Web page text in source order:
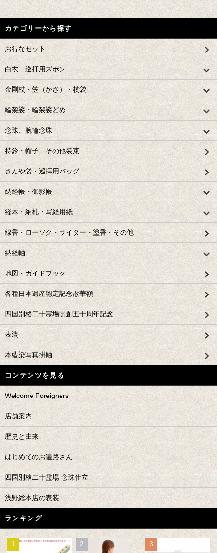
カテゴリーから探す
お得なセット
白衣・巡拝用ズボン
金剛杖・笠（かさ）・杖袋
輪袈裟・輪袈裟どめ
念珠、腕輪念珠
持鈴・帽子 その他装束
さんや袋・巡拝用バッグ
納経帳・御影帳
経本・納札・写経用紙
線香・ローソク・ライター・塗香・その他
納経軸
地図・ガイドブック
各種日本遺産認定記念散華額
四国別格二十霊場開創五十周年記念
表装
本藍染写真掛軸
コンテンツを見る
Welcome Foreigners
店舗案内
歴史と由来
はじめてのお遍路さん
四国別格二十霊場 念珠仕立
浅野総本店の表装
ランキング
1 2 3